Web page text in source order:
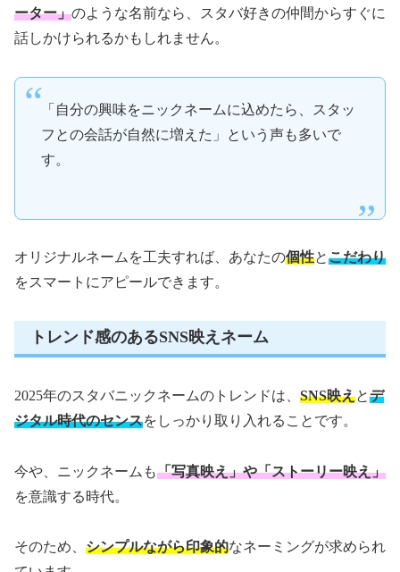
ーター」のような名前なら、スタバ好きの仲間からすぐに
話しかけられるかもしれません。
「自分の興味をニックネームに込めたら、スタッ
フとの会話が自然に増えた」という声も多いで
す。
オリジナルネームを工夫すれば、あなたの個性とこだわり
をスマートにアピールできます。
トレンド感のあるSNS映えネーム
2025年のスタバニックネームのトレンドは、 SNS映えとデ
ジタル時代のセンスをしっかり取り入れることです。
今や、ニックネームも「写真映え」や「ストーリー映え」
を意識する時代。
そのため、 シンプルながら印象的なネーミングが求められ